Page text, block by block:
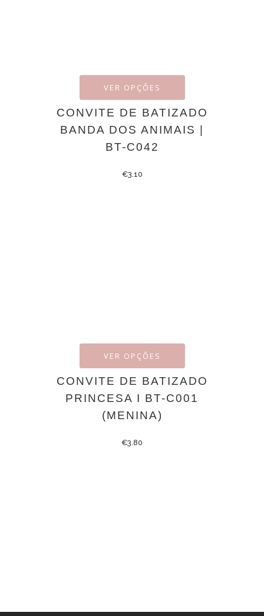
VER OPÇÕES
CONVITE DE BATIZADO
BANDA DOS ANIMAIS |
BT-C042
€3.10
VER OPÇÕES
CONVITE DE BATIZADO
PRINCESA I BT-C001
(MENINA)
€3.80